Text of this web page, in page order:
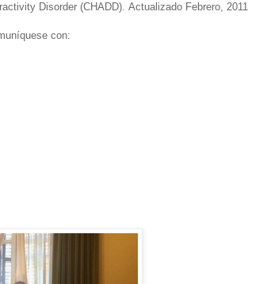
Disorder (CHADD). Actualizado Febrero, 2011
con: